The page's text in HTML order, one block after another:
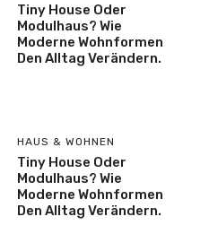
Tiny House Oder
Modulhaus? Wie
Moderne Wohnformen
Den Alltag Verändern.
HAUS & WOHNEN
Tiny House Oder
Modulhaus? Wie
Moderne Wohnformen
Den Alltag Verändern.